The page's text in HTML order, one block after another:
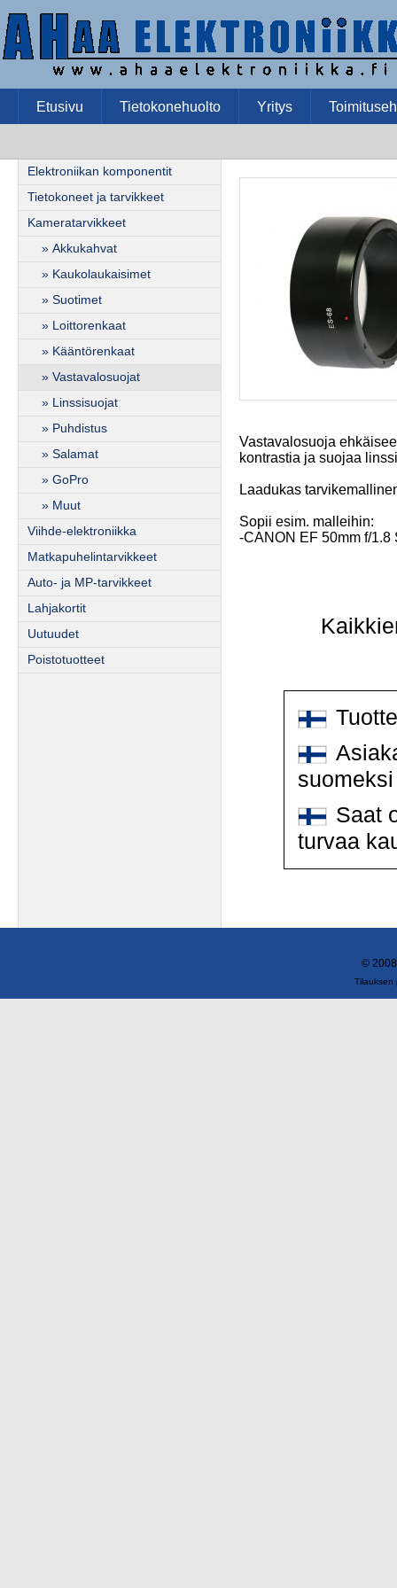
Etusivu Tietokonehuolto Yritys
Elektroniikan komponentit
Tietokoneet ja tarvikkeet
Kameratarvikkeet
» Akkukahvat
» Kaukolaukaisimet
» Suotimet
» Loittorenkaat
» Kääntörenkaat
» Vastavalosuojat
» Linssisuojat
» Puhdistus
» Salamat
» GoPro
» Muut
Viihde-elektroniikka
Matkapuhelintarvikkeet
Auto- ja MP-tarvikkeet
Lahjakortit
Uutuudet
Poistotuotteet
Vastavalosuoja
kontrastia ja suojaa
Laadukas
Sopii esim. malleihin:
-CANON EF 50mm f/
suomeksi
Saat
turvaa
©
Tilauksen